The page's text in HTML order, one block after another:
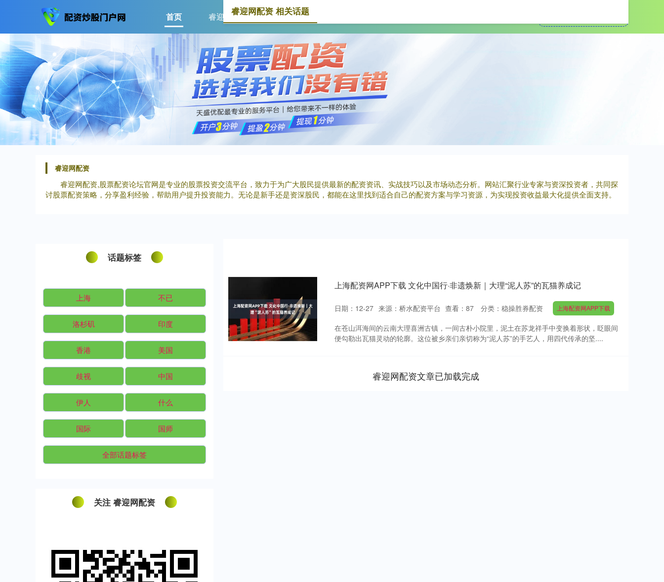
首页 睿迎网配资 股票配资保证金
睿迎网配资
睿迎网配资,股票配资论坛官网是专业的股票投资交流平台，致力于为广大股民提供最新的配资资讯、实战技巧以及市场动态分析。网站汇聚行业专家与资深投资者，共同探
讨股票配资策略，分享盈利经验，帮助用户提升投资能力。无论是新手还是资深股民，都能在这里找到适合自己的配资方案与学习资源，为实现投资收益最大化提供全面支持。
睿迎网配资 相关话题
上海配资网APP下载 文化中国行·非遗焕新｜大理“泥人苏”的瓦猫养成记
日期：12-27 来源：桥水配资平台 查看： 87 分类： 稳操胜券配资 上海配资网APP下载
在苍山洱海间的云南大理喜洲古镇，一间古朴小院里，泥土在苏龙祥手中变换着形状，眨眼间
便勾勒出瓦猫灵动的轮廓。这位被乡亲们亲切称为“泥人苏”的手艺人，用四代传承的坚....
睿迎网配资文章已加载完成
话题标签
上海 不已
洛杉矶 印度
香港 美国
歧视 中国
伊人 什么
国际 国师
全部话题标签
关注 睿迎网配资